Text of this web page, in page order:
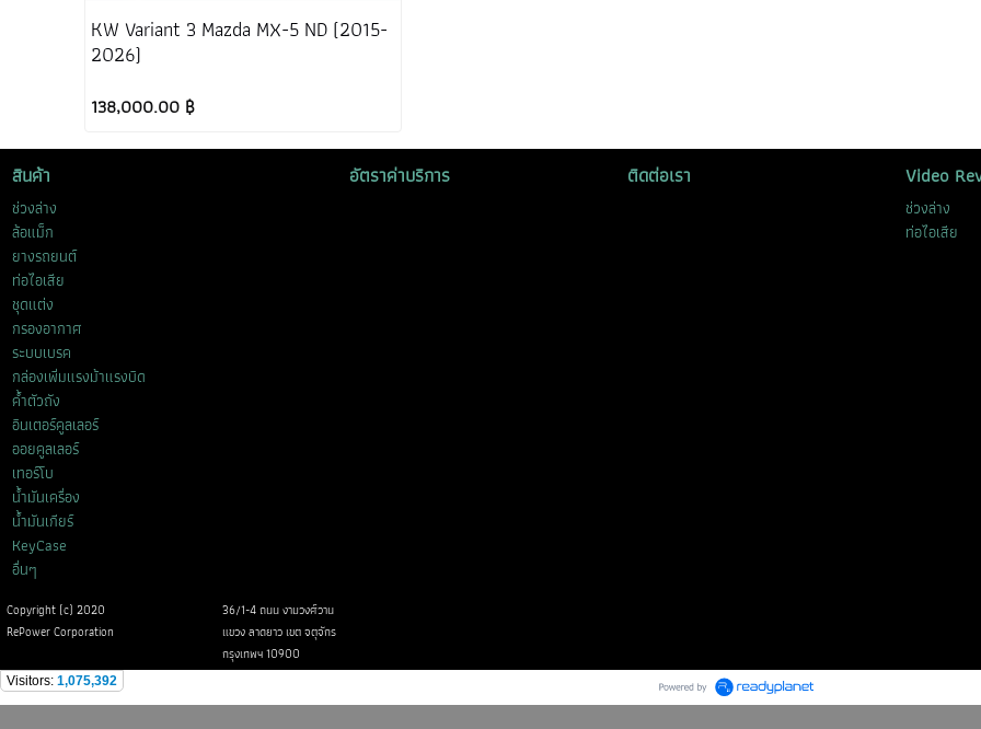
KW Variant 3 Mazda MX-5 ND (2015-
2026)
138,000.00 ฿
สินค้า
ช่วงล่าง
ล้อแม็ก
ยางรถยนต์
ท่อไอเสีย
ชุดแต่ง
กรองอากาศ
ระบบเบรค
กล่องเพิ่มแรงม้าแรงบิด
ค้ำตัวถัง
อินเตอร์คูลเลอร์
ออยคูลเลอร์
เทอร์โบ
น้ำมันเครื่อง
น้ำมันเกียร์
KeyCase
อื่นๆ
อัตราค่าบริการ ติดต่อเรา Video
ช่วงล่าง
ท่อไอเสีย
Copyright (c) 2020
36/1-4 ถนน งามวงศ์วาน
RePower Corporation
แขวง ลาดยาว เขต จตุจักร
กรุงเทพฯ 10900
Visitors: 1,075,392